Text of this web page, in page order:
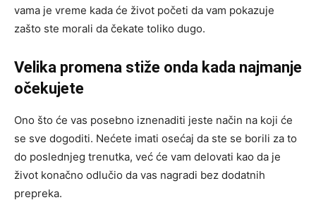
vama je vreme kada će život početi da vam pokazuje
zašto ste morali da čekate toliko dugo.
Velika promena stiže onda kada najmanje
očekujete
Ono što će vas posebno iznenaditi jeste način na koji će
se sve dogoditi. Nećete imati osećaj da ste se borili za to
do poslednjeg trenutka, već će vam delovati kao da je
život konačno odlučio da vas nagradi bez dodatnih
prepreka.